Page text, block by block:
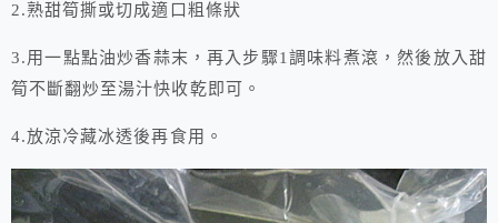
2.熟甜筍撕或切成適口粗條狀
3.用一點點油炒香蒜末，再入步驟1調味料煮滾，然後放入甜
筍不斷翻炒至湯汁快收乾即可。
4.放涼冷藏冰透後再食用。